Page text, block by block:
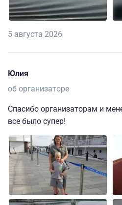
5 августа 2026
Юлия
об организаторе
Спасибо организаторам и
все было супер!